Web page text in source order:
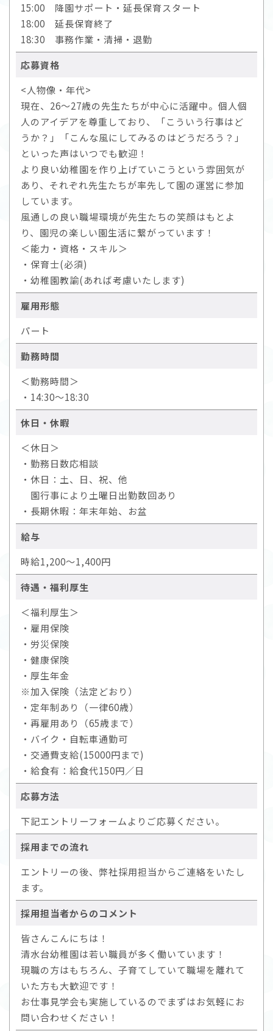
15:00 降園サポート・延長保育スタート
18:00 延長保育終了
18:30 事務作業・清掃・退勤
応募資格
<人物像・年代>
現在、26～27歳の先生たちが中心に活躍中。個人個
人のアイデアを尊重しており、「こういう行事はど
うか？」「こんな風にしてみるのはどうだろう？」
といった声はいつでも歓迎！
より良い幼稚園を作り上げていこうという雰囲気が
あり、それぞれ先生たちが率先して園の運営に参加
しています。
風通しの良い職場環境が先生たちの笑顔はもとよ
り、園児の楽しい園生活に繋がっています！
＜能力・資格・スキル＞
・保育士(必須)
・幼稚園教諭(あれば考慮いたします)
雇用形態
パート
勤務時間
＜勤務時間＞
・14:30～18:30
休日・休暇
＜休日＞
・勤務日数応相談
・休日：土、日、祝、他
園行事により土曜日出勤数回あり
・長期休暇：年末年始、お盆
給与
時給1,200～1,400円
待遇・福利厚生
＜福利厚生＞
・雇用保険
・労災保険
・健康保険
・厚生年金
※加入保険（法定どおり）
・定年制あり（一律60歳）
・再雇用あり（65歳まで）
・バイク・自転車通勤可
・交通費支給(15000円まで)
・給食有：給食代150円／日
応募方法
下記エントリーフォームよりご応募ください。
採用までの流れ
エントリーの後、弊社採用担当からご連絡をいたし
ます。
採用担当者からのコメント
皆さんこんにちは！
清水台幼稚園は若い職員が多く働いています！
現職の方はもちろん、子育てしていて職場を離れて
いた方も大歓迎です！
お仕事見学会も実施しているのでまずはお気軽にお
問い合わせください！